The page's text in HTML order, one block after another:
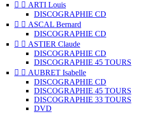
  ARTI Louis
DISCOGRAPHIE CD
  ASCAL Bernard
DISCOGRAPHIE CD
  ASTIER Claude
DISCOGRAPHIE CD
DISCOGRAPHIE 45 TOURS
  AUBRET Isabelle
DISCOGRAPHIE CD
DISCOGRAPHIE 45 TOURS
DISCOGRAPHIE 33 TOURS
DVD